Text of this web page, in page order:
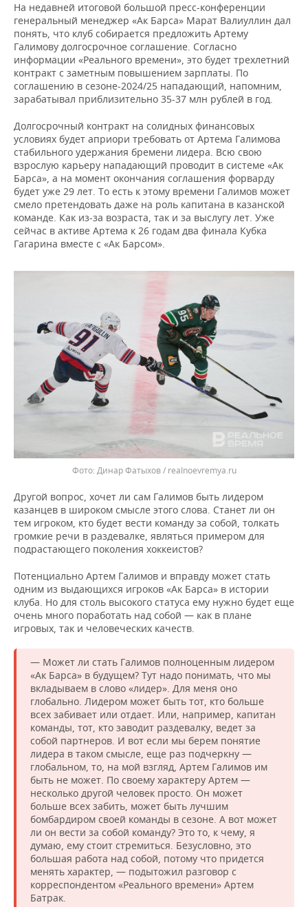
На недавней итоговой большой пресс-конференции
генеральный менеджер «Ак Барса» Марат Валиуллин дал
понять, что клуб собирается предложить Артему
Галимову долгосрочное соглашение. Согласно
информации «Реального времени», это будет трехлетний
контракт с заметным повышением зарплаты. По
соглашению в сезоне-2024/25 нападающий, напомним,
зарабатывал приблизительно 35-37 млн рублей в год.
Долгосрочный контракт на солидных финансовых
условиях будет априори требовать от Артема Галимова
стабильного удержания бремени лидера. Всю свою
взрослую карьеру нападающий проводит в системе «Ак
Барса», а на момент окончания соглашения форварду
будет уже 29 лет. То есть к этому времени Галимов может
смело претендовать даже на роль капитана в казанской
команде. Как из-за возраста, так и за выслугу лет. Уже
сейчас в активе Артема к 26 годам два финала Кубка
Гагарина вместе с «Ак Барсом».
Динар Фатыхов / realnoevremya.ru
Другой вопрос, хочет ли сам Галимов быть лидером
казанцев в широком смысле этого слова. Станет ли он
тем игроком, кто будет вести команду за собой, толкать
громкие речи в раздевалке, являться примером для
подрастающего поколения хоккеистов?
Потенциально Артем Галимов и вправду может стать
одним из выдающихся игроков «Ак Барса» в истории
клуба. Но для столь высокого статуса ему нужно будет еще
очень много поработать над собой — как в плане
игровых, так и человеческих качеств.
— Может ли стать Галимов полноценным лидером
«Ак Барса» в будущем? Тут надо понимать, что мы
вкладываем в слово «лидер». Для меня оно
глобально. Лидером может быть тот, кто больше
всех забивает или отдает. Или, например, капитан
команды, тот, кто заводит раздевалку, ведет за
собой партнеров. И вот если мы берем понятие
лидера в таком смысле, еще раз подчеркну —
глобальном, то, на мой взгляд, Артем Галимов им
быть не может. По своему характеру Артем —
несколько другой человек просто. Он может
больше всех забить, может быть лучшим
бомбардиром своей команды в сезоне. А вот может
ли он вести за собой команду? Это то, к чему, я
думаю, ему стоит стремиться. Безусловно, это
большая работа над собой, потому что придется
менять характер, — подытожил разговор с
корреспондентом «Реального времени» Артем
Батрак.